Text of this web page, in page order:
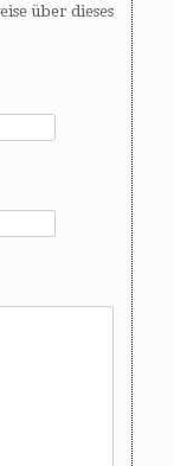
über dieses